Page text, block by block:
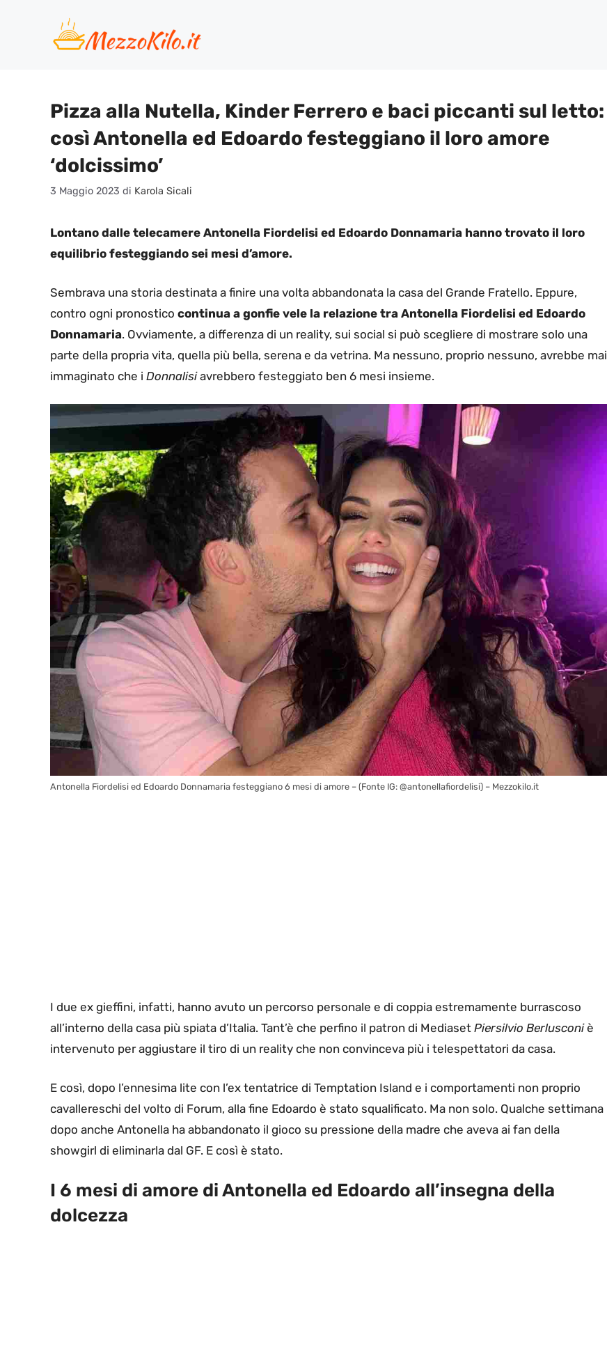
contenuto
Pizza alla Nutella, Kinder Ferrero e baci piccanti sul letto:
così Antonella ed Edoardo festeggiano il loro amore
‘dolcissimo’
3 Maggio 2023 di Karola Sicali
Lontano dalle telecamere Antonella Fiordelisi ed Edoardo Donnamaria hanno trovato il loro
equilibrio festeggiando sei mesi d’amore.
Sembrava una storia destinata a finire una volta abbandonata la casa del Grande Fratello. Eppure,
contro ogni pronostico continua a gonfie vele la relazione tra Antonella Fiordelisi ed Edoardo
Donnamaria. Ovviamente, a differenza di un reality, sui social si può scegliere di mostrare solo una
parte della propria vita, quella più bella, serena e da vetrina. Ma nessuno, proprio nessuno, avrebbe mai
immaginato che i Donnalisiavrebbero festeggiato ben 6 mesi insieme.
Antonella Fiordelisi ed Edoardo Donnamaria festeggiano 6 mesi di amore – (Fonte IG: @antonellafiordelisi) – Mezzokilo.it
I due ex gieffini, infatti, hanno avuto un percorso personale e di coppia estremamente burrascoso
all’interno della casa più spiata d’Italia. Tant’è che perfino il patron di Mediaset Piersilvio Berlusconiè
intervenuto per aggiustare il tiro di un reality che non convinceva più i telespettatori da casa.
E così, dopo l’ennesima lite con l’ex tentatrice di Temptation Island e i comportamenti non proprio
cavallereschi del volto di Forum, alla fine Edoardo è stato squalificato. Ma non solo. Qualche settimana
dopo anche Antonella ha abbandonato il gioco su pressione della madre che aveva ai fan della
showgirl di eliminarla dal GF. E così è stato.
I 6 mesi di amore di Antonella ed Edoardo all’insegna della
dolcezza